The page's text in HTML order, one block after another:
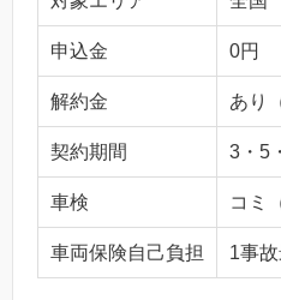
申込金 0円
解約金 あり
契約期間 3・5
車検 コミ
車両保険自己負担 1事